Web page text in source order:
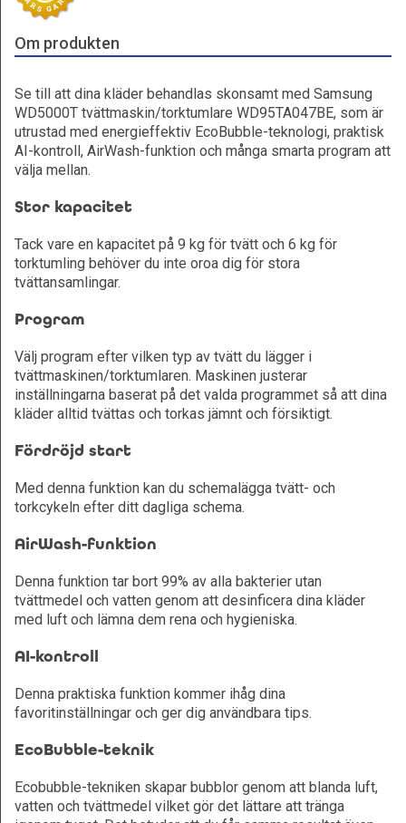
Om produkten
Se till att dina kläder behandlas skonsamt med Samsung
WD5000T tvättmaskin/torktumlare WD95TA047BE, som är
utrustad med energieffektiv EcoBubble-teknologi, praktisk
AI-kontroll, AirWash-funktion och många smarta program att
välja mellan.
Stor kapacitet
Tack vare en kapacitet på 9 kg för tvätt och 6 kg för
torktumling behöver du inte oroa dig för stora
tvättansamlingar.
Program
Välj program efter vilken typ av tvätt du lägger i
tvättmaskinen/torktumlaren. Maskinen justerar
inställningarna baserat på det valda programmet så att dina
kläder alltid tvättas och torkas jämnt och försiktigt.
Fördröjd start
Med denna funktion kan du schemalägga tvätt- och
torkcykeln efter ditt dagliga schema.
AirWash-funktion
Denna funktion tar bort 99% av alla bakterier utan
tvättmedel och vatten genom att desinficera dina kläder
med luft och lämna dem rena och hygieniska.
AI-kontroll
Denna praktiska funktion kommer ihåg dina
favoritinställningar och ger dig användbara tips.
EcoBubble-teknik
Ecobubble-tekniken skapar bubblor genom att blanda luft,
vatten och tvättmedel vilket gör det lättare att tränga